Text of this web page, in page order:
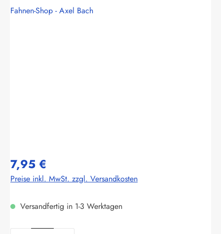
Fahnen-Shop - Axel Bach
7,95 €
Preise inkl. MwSt. zzgl. Versandkosten
Versandfertig in 1-3 Werktagen